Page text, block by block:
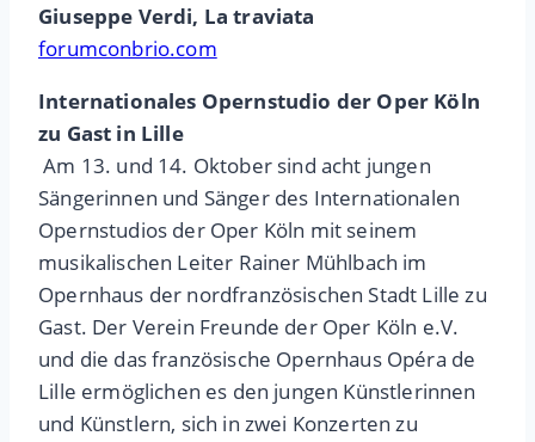
Giuseppe Verdi, La traviata
forumconbrio.com
Internationales Opernstudio der Oper Köln
zu Gast in Lille
Am 13. und 14. Oktober sind acht jungen
Sängerinnen und Sänger des Internationalen
Opernstudios der Oper Köln mit seinem
musikalischen Leiter Rainer Mühlbach im
Opernhaus der nordfranzösischen Stadt Lille zu
Gast. Der Verein Freunde der Oper Köln e.V.
und die das französische Opernhaus Opéra de
Lille ermöglichen es den jungen Künstlerinnen
und Künstlern, sich in zwei Konzerten zu